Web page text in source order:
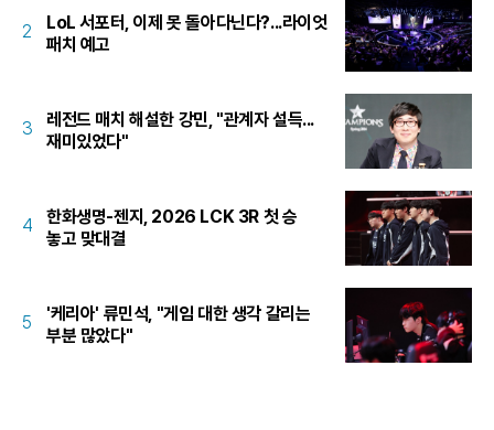
2
LoL 서포터, 이제 못 돌아다닌다?...라이엇
패치 예고
3
레전드 매치 해설한 강민, "관계자 설득...
재미있었다"
4
한화생명-젠지, 2026 LCK 3R 첫 승
놓고 맞대결
5
'케리아' 류민석, "게임 대한 생각 갈리는
부분 많았다"